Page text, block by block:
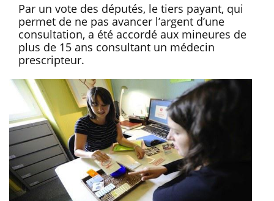
Par un vote des députés, le tiers payant, qui
permet de ne pas avancer l’argent d’une
consultation, a été accordé aux mineures de
plus de 15 ans consultant un médecin
prescripteur.